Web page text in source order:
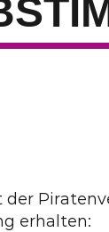
der
erhalten: